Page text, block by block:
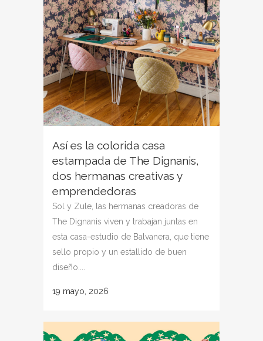
Así es la colorida casa
estampada de The Dignanis,
dos hermanas creativas y
emprendedoras
Sol y Zule, las hermanas creadoras de
The Dignanis viven y trabajan juntas en
esta casa-estudio de Balvanera, que tiene
sello propio y un estallido de buen
diseño....
19 mayo, 2026